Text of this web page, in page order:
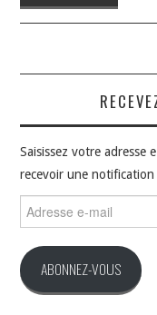
Saisissez votre adresse
recevoir une
e-
ABONNEZ-VOUS